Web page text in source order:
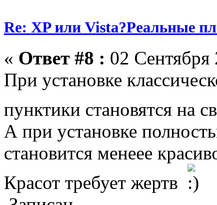
Re: XP или Vista?Реальные
« Ответ #8 : 02
При установке
пунктики становятся на
А при установке
становится менеее
Красот требует жертв